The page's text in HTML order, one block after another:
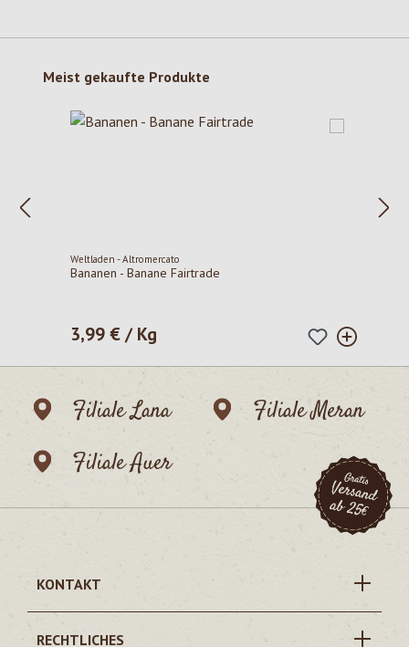
Produktgalerie überspringen
Meist gekaufte Produkte
Weltladen - Altromercato
Bananen - Banane Fairtrade
Regulärer Preis:
3,99 € / Kg
Filiale Lana
Filiale Meran
Filiale Auer
KONTAKT
RECHTLICHES